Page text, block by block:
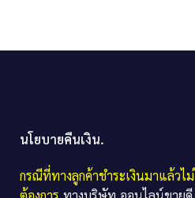
นโยบายคืนเงิน.
กรณีที่ทางลูกค้าชำระเงินมาแล้วไ